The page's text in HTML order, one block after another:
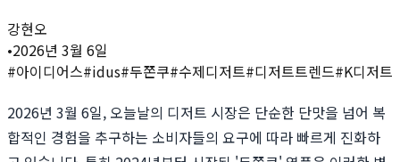
강현오
•2026년 3월 6일
#아이디어스#idus#두쫀쿠#수제디저트#디저트트렌드#K디저트
2026년 3월 6일, 오늘날의 디저트 시장은 단순한 단맛을 넘어 복
합적인 경험을 추구하는 소비자들의 요구에 따라 빠르게 진화하